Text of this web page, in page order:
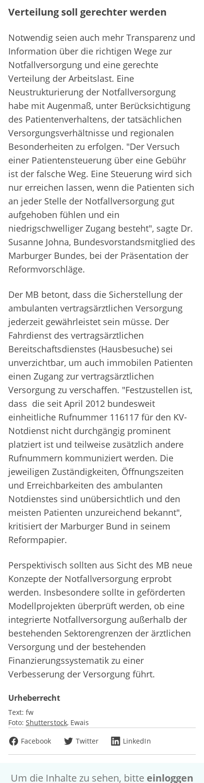
Verteilung soll gerechter werden
Notwendig seien auch mehr Transparenz und
Information über die richtigen Wege zur
Notfallversorgung und eine gerechte
Verteilung der Arbeitslast. Eine
Neustrukturierung der Notfallversorgung
habe mit Augenmaß, unter Berücksichtigung
des Patientenverhaltens, der tatsächlichen
Versorgungsverhältnisse und regionalen
Besonderheiten zu erfolgen. "Der Versuch
einer Patientensteuerung über eine Gebühr
ist der falsche Weg. Eine Steuerung wird sich
nur erreichen lassen, wenn die Patienten sich
an jeder Stelle der Notfallversorgung gut
aufgehoben fühlen und ein
niedrigschwelliger Zugang besteht", sagte Dr.
Susanne Johna, Bundesvorstandsmitglied des
Marburger Bundes, bei der Präsentation der
Reformvorschläge.
Der MB betont, dass die Sicherstellung der
ambulanten vertragsärztlichen Versorgung
jederzeit gewährleistet sein müsse. Der
Fahrdienst des vertragsärztlichen
Bereitschaftsdienstes (Hausbesuche) sei
unverzichtbar, um auch immobilen Patienten
einen Zugang zur vertragsärztlichen
Versorgung zu verschaffen. "Festzustellen ist,
dass die seit April 2012 bundesweit
einheitliche Rufnummer 116117 für den KV-
Notdienst nicht durchgängig prominent
platziert ist und teilweise zusätzlich andere
Rufnummern kommuniziert werden. Die
jeweiligen Zuständigkeiten, Öffnungszeiten
und Erreichbarkeiten des ambulanten
Notdienstes sind unübersichtlich und den
meisten Patienten unzureichend bekannt",
kritisiert der Marburger Bund in seinem
Reformpapier.
Perspektivisch sollten aus Sicht des MB neue
Konzepte der Notfallversorgung erprobt
werden. Insbesondere sollte in geförderten
Modellprojekten überprüft werden, ob eine
integrierte Notfallversorgung außerhalb der
bestehenden Sektorengrenzen der ärztlichen
Versorgung und der bestehenden
Finanzierungssystematik zu einer
Verbesserung der Versorgung führt.
Urheberrecht
Text: fw
Foto: Shutterstock Ewais
Facebook
Twitter LinkedIn
Um die Inhalte zu sehen, bitte einloggen